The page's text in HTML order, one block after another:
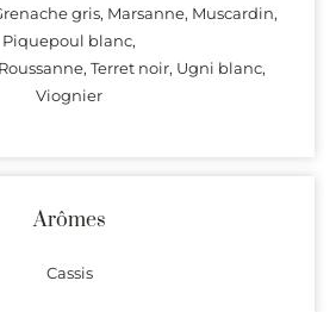
gris, Marsanne, Muscardin,
Piquepoul blanc,
Terret noir, Ugni blanc,
Viognier
Arômes
Cassis